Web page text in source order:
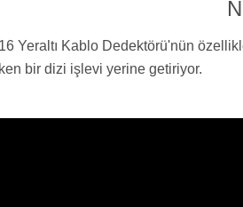
Yeraltı Kablo Dedektörü'nün
bir dizi işlevi yerine getiriyor.